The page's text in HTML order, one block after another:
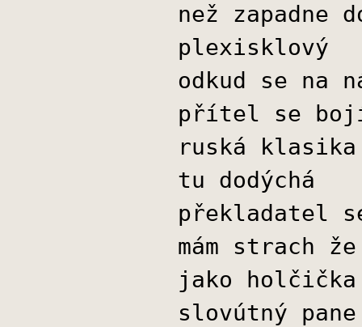
než zapadne
plexisklový
odkud se na
přítel se bojí
ruská klasika
tu dodýchá
překladatel
mám strach
jako holčička
slovútný